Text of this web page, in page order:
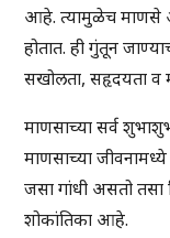
आहे. त्यामुळेच माणसे
होतात. ही गुंतून
सखोलता, सहृदयता व
माणसाच्या सर्व
माणसाच्या
जसा गांधी असतो तसा
शोकांतिका आहे.